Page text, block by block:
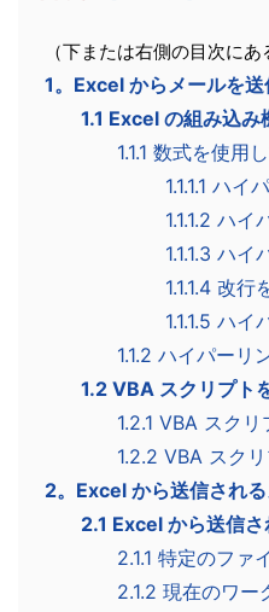
（下または右側の目次に
1。Excel からメールを
1.1 Excel の組み込み
1.1.1 数式を使用
1.1.1.1 ハ
1.1.1.2 ハ
1.1.1.3 ハ
1.1.1.4 改
1.1.1.5 ハ
1.1.2 ハイパーリ
1.2 VBA スクリプト
1.2.1 VBA スク
1.2.2 VBA スク
2。Excel から送信され
2.1 Excel から送信
2.1.1 特定のファ
2.1.2 現在のワ